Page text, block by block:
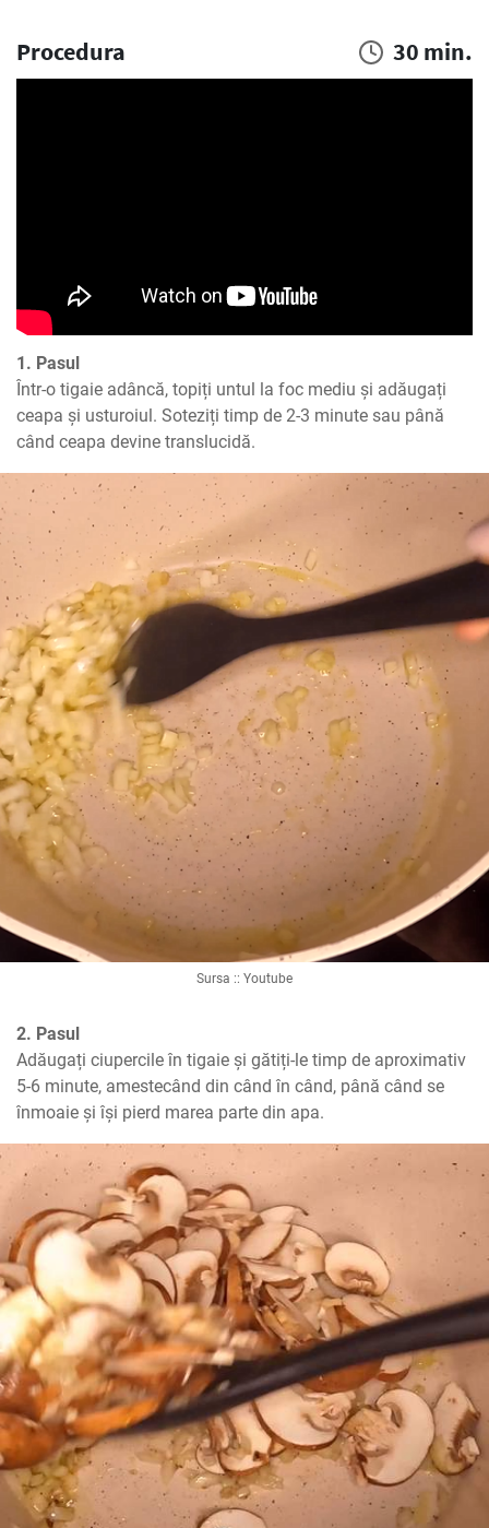
Procedura 30 min.
1. Pasul
Într-o tigaie adâncă, topiți untul la foc mediu și adăugați
ceapa și usturoiul. Soteziți timp de 2-3 minute sau până
când ceapa devine translucidă.
Sursa :: Youtube
2. Pasul
Adăugați ciupercile în tigaie și gătiți-le timp de aproximativ
5-6 minute, amestecând din când în când, până când se
înmoaie și își pierd marea parte din apa.